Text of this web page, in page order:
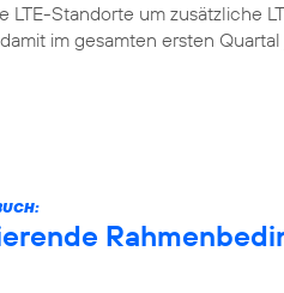
Standorte um zusätzliche
im gesamten ersten